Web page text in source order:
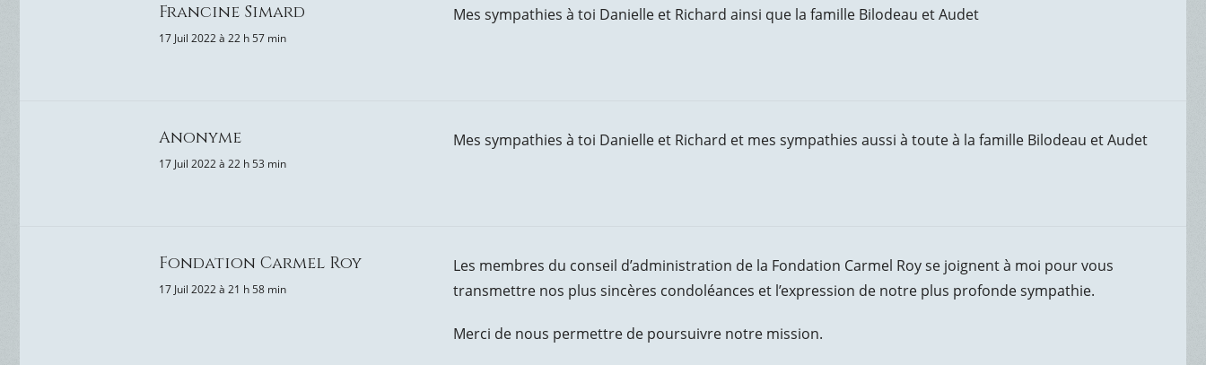
Francine Simard
17 Juil 2022 à 22 h 57 min
Mes sympathies à toi Danielle et Richard ainsi que la famille Bilodeau et Audet
Anonyme
17 Juil 2022 à 22 h 53 min
Mes sympathies à toi Danielle et Richard et mes sympathies aussi à toute à la famille Bilodeau et Audet
Fondation Carmel Roy
17 Juil 2022 à 21 h 58 min
Les membres du conseil d’administration de la Fondation Carmel Roy se joignent à moi pour vous
transmettre nos plus sincères condoléances et l’expression de notre plus profonde sympathie.
Merci de nous permettre de poursuivre notre mission.